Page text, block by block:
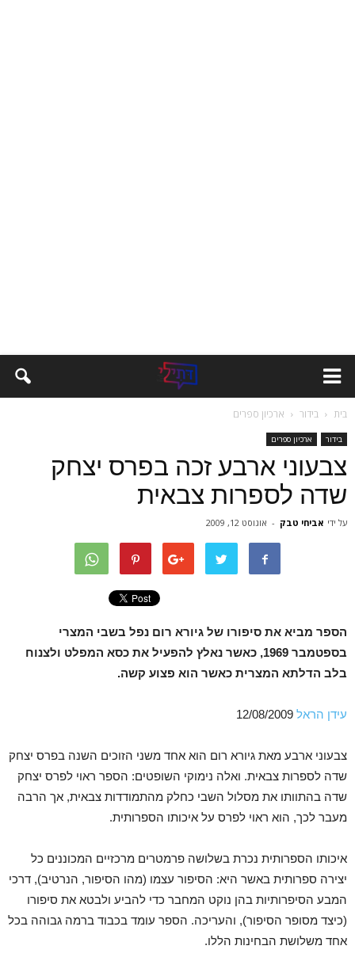
בית בידור ארכיון ספרים
בידור ארכיון ספרים
צבעוני ארבע זכה בפרס יצחק
שדה לספרות צבאית
על ידי אביחי טבק - אוגוסט 12, 2009
הספר מביא את סיפורו של גיורא רום נפל בשבי המצרי
בספטמבר 1969, כאשר נאלץ להפעיל את כסא המפלט ולצנוח
בלב הדלתא המצרית כאשר הוא פצוע קשה.
עידן הראל
צבעוני ארבע מאת גיורא רום הוא אחד משני הזוכים השנה בפרס יצחק
שדה לספרות צבאית. ואלה נימוקי השופטים: הספר ראוי לפרס יצחק
שדה בהתוותו את מסלול השבי כחלק מהתמודדות צבאית, אך הרבה
מעבר לכך, הוא ראוי לפרס על איכותו הספרותית.
איכותו הספרותית נכרת בשלושה פרמטרים מרכזיים המכוננים כל
יצירה ספרותית באשר היא: הסיפור עצמו (מהו הסיפור, הנרטיב), דרכי
המבע הסיפרותיות בהן נוקט המחבר כדי להביע ולבטא את סיפורו
(כיצד מסופר הסיפור), והעריכה. הספר עומד בכבוד ברמה גבוהה בכל
אחד משלושת הבחינות הללו.